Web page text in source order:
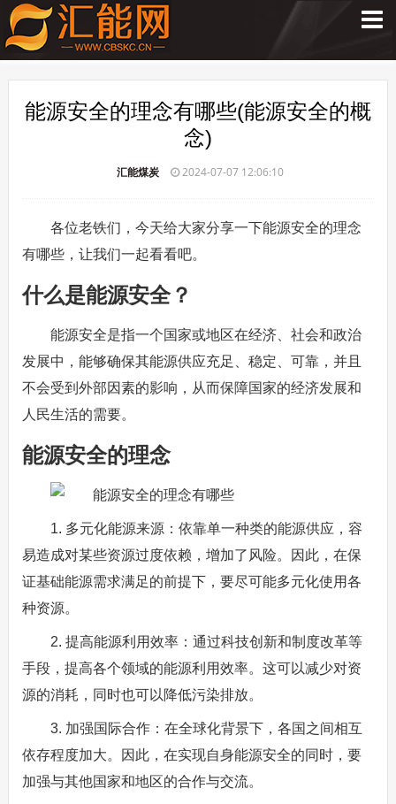
能源安全的理念有哪些(能源安全的概
念)
汇能煤炭 2024-07-07 12:06:10
各位老铁们，今天给大家分享一下能源安全的理念
有哪些，让我们一起看看吧。
什么是能源安全？
能源安全是指一个国家或地区在经济、社会和政治
发展中，能够确保其能源供应充足、稳定、可靠，并且
不会受到外部因素的影响，从而保障国家的经济发展和
人民生活的需要。
能源安全的理念
1. 多元化能源来源：依靠单一种类的能源供应，容
易造成对某些资源过度依赖，增加了风险。因此，在保
证基础能源需求满足的前提下，要尽可能多元化使用各
种资源。
2. 提高能源利用效率：通过科技创新和制度改革等
手段，提高各个领域的能源利用效率。这可以减少对资
源的消耗，同时也可以降低污染排放。
3. 加强国际合作：在全球化背景下，各国之间相互
依存程度加大。因此，在实现自身能源安全的同时，要
加强与其他国家和地区的合作与交流。